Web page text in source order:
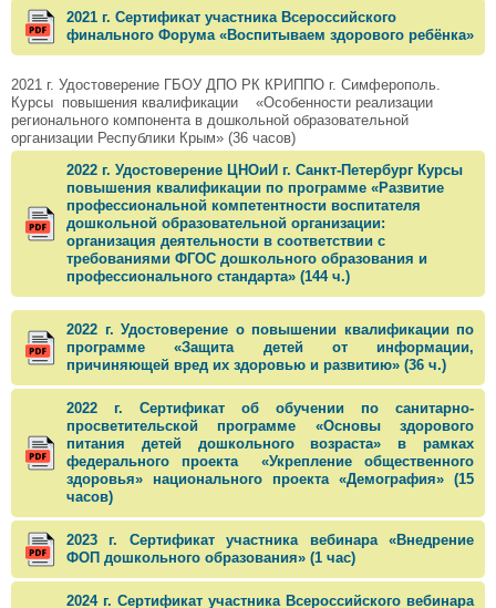
2021 г. Сертификат участника Всероссийского
финального Форума «Воспитываем здорового ребёнка»
2021 г. Удостоверение ГБОУ ДПО РК КРИППО г. Симферополь.
Курсы повышения квалификации «Особенности реализации
регионального компонента в дошкольной образовательной
организации Республики Крым» (36 часов)
2022 г. Удостоверение ЦНОиИ г. Санкт-Петербург Курсы
повышения квалификации по программе «Развитие
профессиональной компетентности воспитателя
дошкольной образовательной организации:
организация деятельности в соответствии с
требованиями ФГОС дошкольного образования и
профессионального стандарта» (144 ч.)
2022 г. Удостоверение о повышении квалификации по
программе «Защита детей от информации,
причиняющей вред их здоровью и развитию» (36 ч.)
2022 г. Сертификат об обучении по санитарно-
просветительской программе «Основы здорового
питания детей дошкольного возраста» в рамках
федерального проекта «Укрепление общественного
здоровья» национального проекта «Демография» (15
часов)
2023 г. Сертификат участника вебинара «Внедрение
ФОП дошкольного образования» (1 час)
2024 г. Сертификат участника Всероссийского вебинара